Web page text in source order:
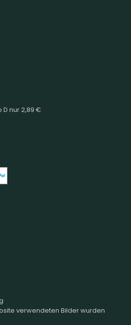
nur 2,89 €
verwendeten Bilder wurden